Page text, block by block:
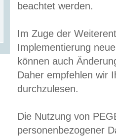
beachtet werden.
Im Zuge der
Implementierung
können auch
Daher empfehlen wir
durchzulesen.
Die Nutzung von
personenbezogener